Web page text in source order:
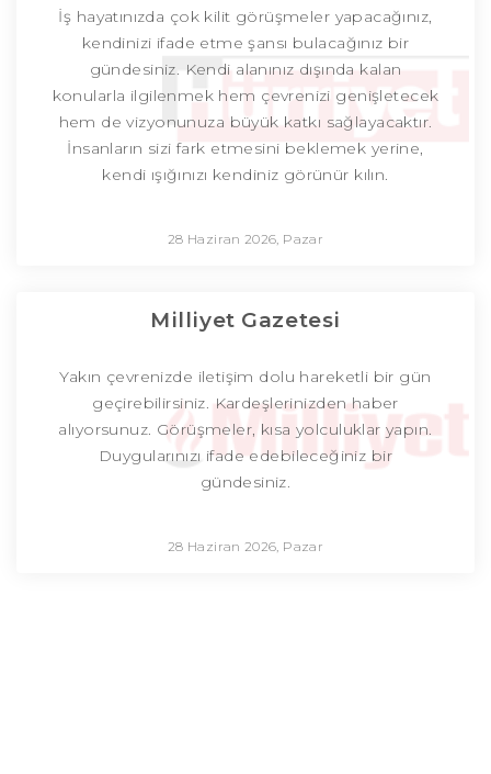
İş hayatınızda çok kilit görüşmeler yapacağınız,
kendinizi ifade etme şansı bulacağınız bir
gündesiniz. Kendi alanınız dışında kalan
konularla ilgilenmek hem çevrenizi genişletecek
hem de vizyonunuza büyük katkı sağlayacaktır.
İnsanların sizi fark etmesini beklemek yerine,
kendi ışığınızı kendiniz görünür kılın.
28 Haziran 2026, Pazar
Milliyet Gazetesi
Yakın çevrenizde iletişim dolu hareketli bir gün
geçirebilirsiniz. Kardeşlerinizden haber
alıyorsunuz. Görüşmeler, kısa yolculuklar yapın.
Duygularınızı ifade edebileceğiniz bir
gündesiniz.
28 Haziran 2026, Pazar